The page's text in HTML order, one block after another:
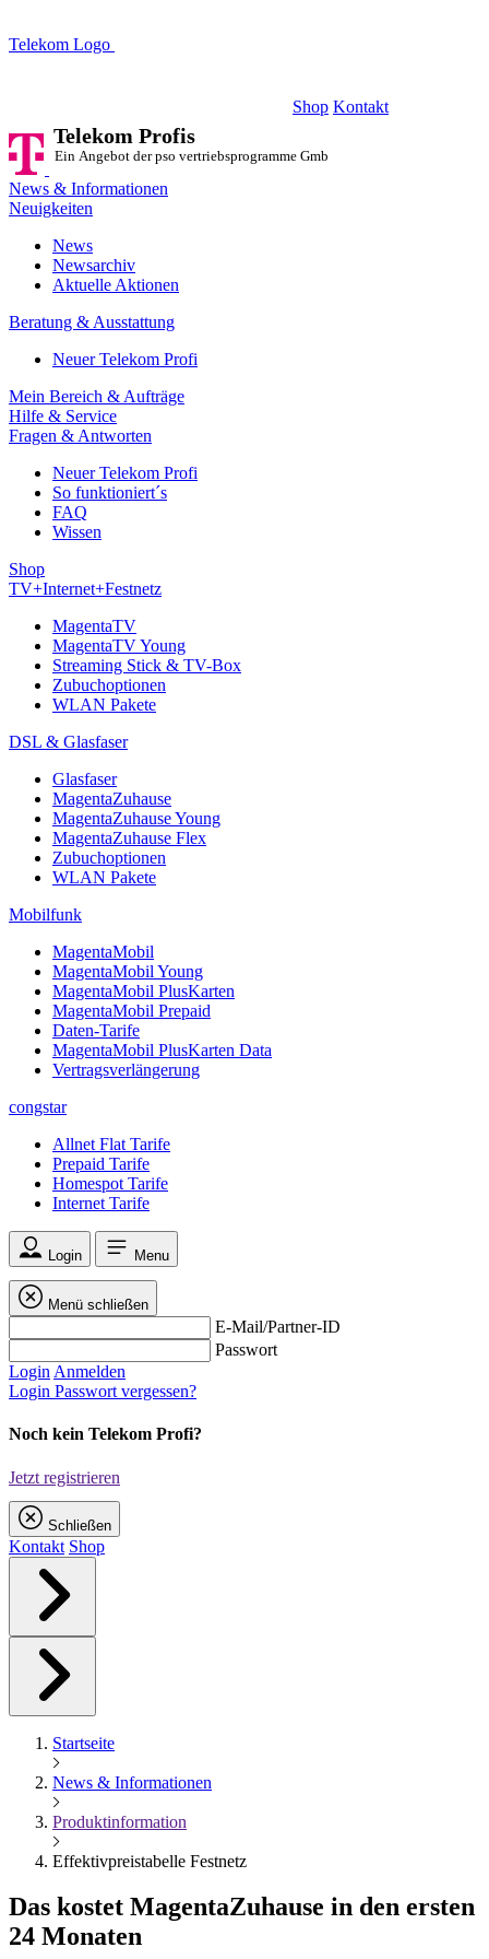
Telekom Logo
Shop Kontakt
Telekom Profis
Ein Angebot der pso vertriebsprogramme GmbH
News & Informationen
Neuigkeiten
News
Newsarchiv
Aktuelle Aktionen
Beratung & Ausstattung
Neuer Telekom Profi
Mein Bereich & Aufträge
Hilfe & Service
Fragen & Antworten
Neuer Telekom Profi
So funktioniert´s
FAQ
Wissen
Shop
TV+Internet+Festnetz
MagentaTV
MagentaTV Young
Streaming Stick & TV-Box
Zubuchoptionen
WLAN Pakete
DSL & Glasfaser
Glasfaser
MagentaZuhause
MagentaZuhause Young
MagentaZuhause Flex
Zubuchoptionen
WLAN Pakete
Mobilfunk
MagentaMobil
MagentaMobil Young
MagentaMobil PlusKarten
MagentaMobil Prepaid
Daten-Tarife
MagentaMobil PlusKarten Data
Vertragsverlängerung
congstar
Allnet Flat Tarife
Prepaid Tarife
Homespot Tarife
Internet Tarife
Login Menu
Menü schließen
E-Mail/Partner-ID
Passwort
Login Anmelden
Login Passwort vergessen?
Noch kein Telekom Profi?
Jetzt registrieren
Schließen
Kontakt Shop
Startseite
News & Informationen
Produktinformation
Effektivpreistabelle Festnetz
Das kostet MagentaZuhause in den ersten
24 Monaten